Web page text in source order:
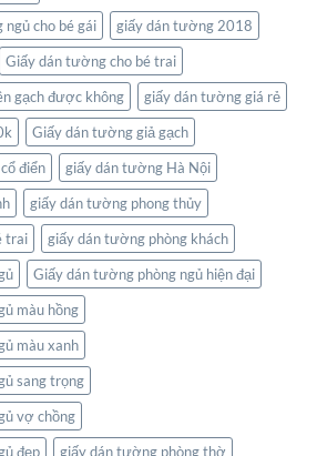
của
bạn
cho bé gái
giấy dán tường 2018
Giấy dán tường cho bé trai
gạch được không
giấy dán tường giá rẻ
Giấy dán tường giả gạch
điển
giấy dán tường Hà Nội
giấy dán tường phong thủy
trai
giấy dán tường phòng khách
Giấy dán tường phòng ngủ hiện đại
màu hồng
màu xanh
sang trọng
vợ chồng
đẹp
giấy dán tường phòng thờ